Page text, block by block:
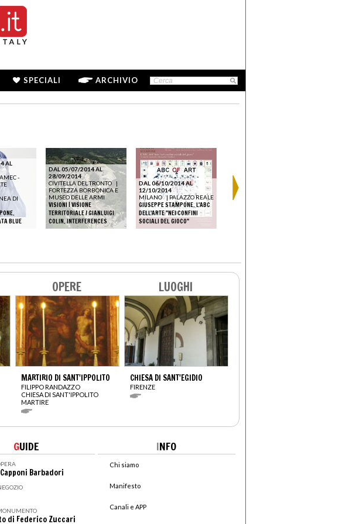
SPECIALI ARCHIVIO
AL
-
DI
BLUE
DAL 05/07/2014 AL
28/09/2014
CIVITELLA DEL TRONTO
|
FORTEZZA BORBONICA E
MUSEO DELLE ARMI
VISIONI | VISIONE
TERRITORIALE / GIANLUIGI
COLIN. INTERFERENCES
DAL 06/10/2014 AL
12/10/2014
MILANO | PALAZZO REALE
GIUSEPPE STAMPONE. L'ABC
DELL'ARTE "NEI CONFINI
SOCIALI DEL GIOCO"
DAL 11/10/2014 AL
18/01/2015
ROMA
NAZIONALE PER LA
OPERE
MARTIRIO DI SANT'IPPOLITO
FILIPPO RANDAZZO
CHIESA DI SANT'IPPOLITO
MARTIRE
LUOGHI
CHIESA DI SANT'EGIDIO
FIRENZE
GUIDE
Barbadori
di Federico Zuccari
INFO
Chi siamo
Manifesto
Canali e APP